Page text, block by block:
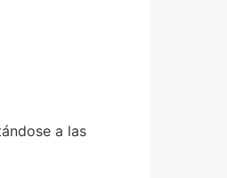
a las